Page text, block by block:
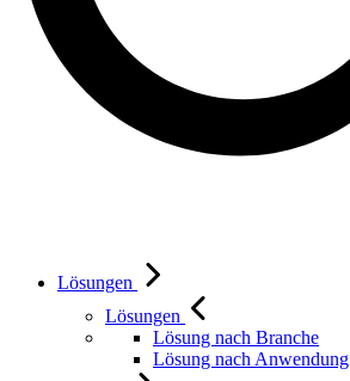
Lösungen
Lösungen
Lösung nach Branche
Lösung nach Anwendung